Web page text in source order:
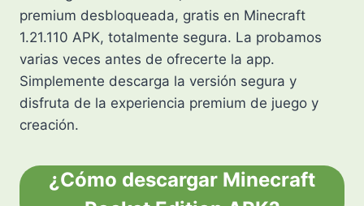
premium desbloqueada, gratis en Minecraft
1.21.110 APK, totalmente segura. La probamos
varias veces antes de ofrecerte la app.
Simplemente descarga la versión segura y
disfruta de la experiencia premium de juego y
creación.
¿Cómo descargar Minecraft